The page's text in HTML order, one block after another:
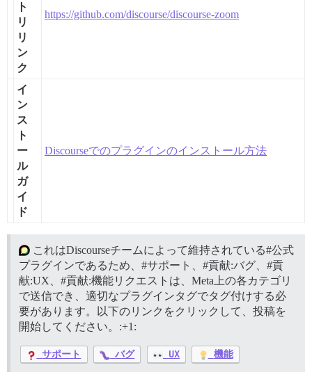
ト
リ
リ
ン
ク
https://github.com/discourse/discourse-zoom
イ
ン
ス
ト
ー
ル
ガ
イ
ド
Discourseでのプラグインのインストール方法
これはDiscourseチームによって維持されている#公式
プラグインであるため、 #サポート、 #貢献:バグ、 #貢
献:UX、 #貢献:機能リクエストは、Meta上の各カテゴリ
で送信でき、適切なプラグインタグでタグ付けする必
要があります。以下のリンクをクリックして、投稿を
開始してください。:+1:
サポート バグ UX 機能